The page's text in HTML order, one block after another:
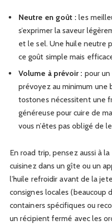
Neutre en goût : les
s’exprimer la saveur
et le sel. Une huile neutre
ce goût simple mais
Volume à prévoir : pour un
prévoyez au minimum une
tostones nécessitent une
généreuse pour cuire de
vous n’êtes pas obligé de
En road trip, pensez aussi à
cuisinez dans un gîte ou un
l’huile refroidir avant de la
consignes locales (beaucoup
containers spécifiques ou
un récipient fermé avec les